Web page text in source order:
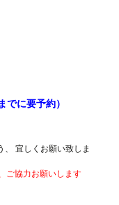
でに要予約）
宜しくお願い致しま
ご協力お願いします